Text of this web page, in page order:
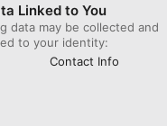
Linked to You
data may be collected and
to your identity:
Contact Info